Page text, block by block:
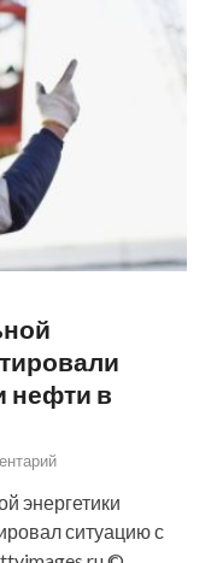
нефти в
энергетики
ситуацию с